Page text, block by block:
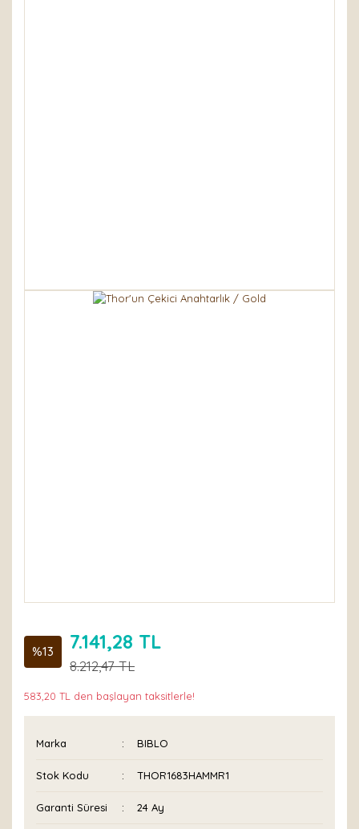
%13 7.141,28 TL
8.212,47 TL
583,20 TL den başlayan taksitlerle!
Marka BIBLO
Stok Kodu THOR1683HAMMR1
Garanti Süresi 24 Ay